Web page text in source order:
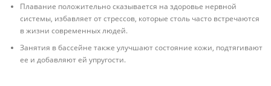
Плавание положительно сказывается на здоровье нервной
системы, избавляет от стрессов, которые столь часто встречаются
в жизни современных людей.
Занятия в бассейне также улучшают состояние кожи, подтягивают
ее и добавляют ей упругости.